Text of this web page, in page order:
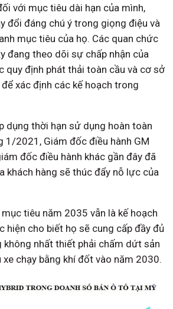
với mục tiêu dài hạn của mình,
đổi đáng chú ý trong giọng điệu và
mục tiêu của họ. Các quan chức
đang theo dõi sự chấp nhận của
quy định phát thải toàn cầu và cơ sở
xác định các kế hoạch trong
dụng thời hạn sử dụng hoàn toàn
1/2021, Giám đốc điều hành GM
đốc điều hành khác gần đây đã
khách hàng sẽ thúc đẩy nỗ lực của
tiêu năm 2035 vẫn là kế hoạch
hiện cho biết họ sẽ cung cấp đầy đủ
không nhất thiết phải chấm dứt sản
chạy bằng khí đốt vào năm 2030.